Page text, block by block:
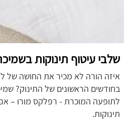
שלבי עיטוף תינוקות
איזה הורה לא מכיר את החושה של
בחודשים הראשונים של התינוק?
לתופעה המוכרת - רפלקס מורו –
תינוקות.